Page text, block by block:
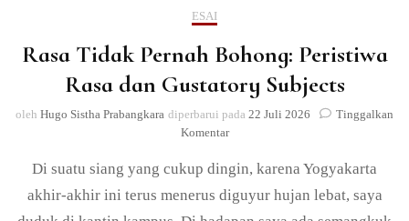
ESAI
Rasa Tidak Pernah Bohong: Peristiwa
Rasa dan Gustatory Subjects
oleh Hugo Sistha Prabangkara diperbarui pada 22 Juli 2026
Tinggalkan
Komentarpada
Tidak
Bohong:
Di suatu siang yang cukup dingin, karena Yogyakarta
akhir-akhir ini terus menerus diguyur hujan lebat, saya